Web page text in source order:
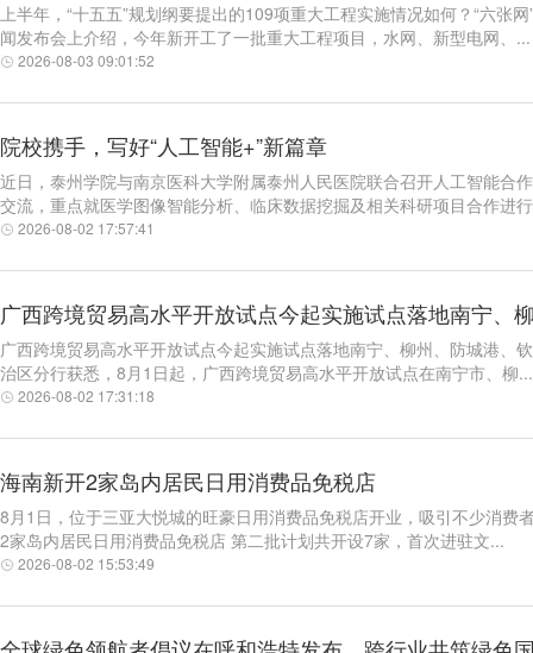
上半年，“十五五”规划纲要提出的109项重大工程实施情况如何？“六张
闻发布会上介绍，今年新开工了一批重大工程项目，水网、新型电网、...
2026-08-03 09:01:52
院校携手，写好“人工智能+”新篇章
近日，泰州学院与南京医科大学附属泰州人民医院联合召开人工智能合
交流，重点就医学图像智能分析、临床数据挖掘及相关科研项目合作进
2026-08-02 17:57:41
广西跨境贸易高水平开放试点今起实施试点落地南宁、
广西跨境贸易高水平开放试点今起实施试点落地南宁、柳州、防城港、
治区分行获悉，8月1日起，广西跨境贸易高水平开放试点在南宁市、柳...
2026-08-02 17:31:18
海南新开2家岛内居民日用消费品免税店
8月1日，位于三亚大悦城的旺豪日用消费品免税店开业，吸引不少消费
2家岛内居民日用消费品免税店 第二批计划共开设7家，首次进驻文...
2026-08-02 15:53:49